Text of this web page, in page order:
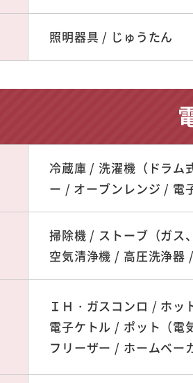
照明器具 / じゅうたん
冷蔵庫 / 洗濯機（ドラム
ー / オーブンレンジ / 電
掃除機 / ストーブ（ガ
空気清浄機 / 高圧洗浄
ＩＨ・ガスコンロ / ホ
電子ケトル / ポット（電
フリーザー / ホームベー